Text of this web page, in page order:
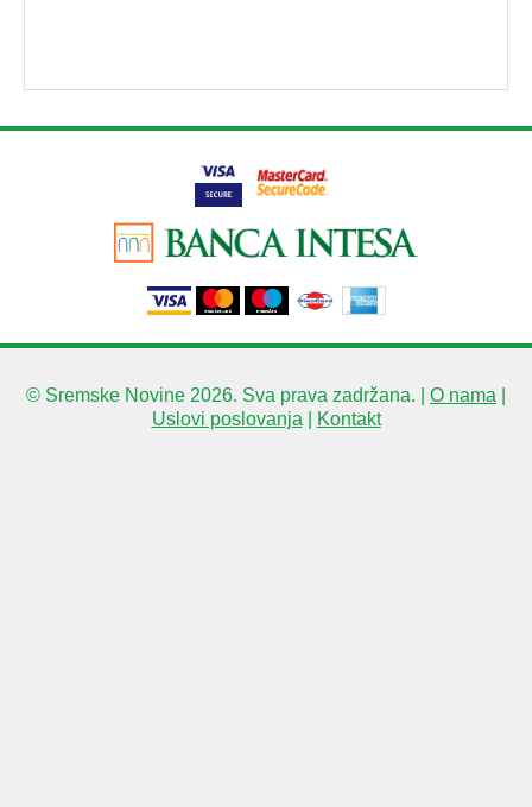
© Sremske Novine 2026. Sva prava zadržana. | O nama
Uslovi poslovanja| Kontakt